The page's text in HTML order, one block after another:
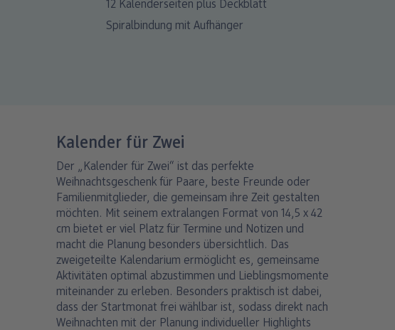
12 Kalenderseiten plus Deckblatt
Spiralbindung mit Aufhänger
Kalender für Zwei
Der „Kalender für Zwei“ ist das perfekte
Weihnachtsgeschenk für Paare, beste Freunde oder
Familienmitglieder, die gemeinsam ihre Zeit gestalten
möchten. Mit seinem extralangen Format von 14,5 x 42
cm bietet er viel Platz für Termine und Notizen und
macht die Planung besonders übersichtlich. Das
zweigeteilte Kalendarium ermöglicht es, gemeinsame
Aktivitäten optimal abzustimmen und Lieblingsmomente
miteinander zu erleben. Besonders praktisch ist dabei,
dass der Startmonat frei wählbar ist, sodass direkt nach
Weihnachten mit der Planung individueller Highlights